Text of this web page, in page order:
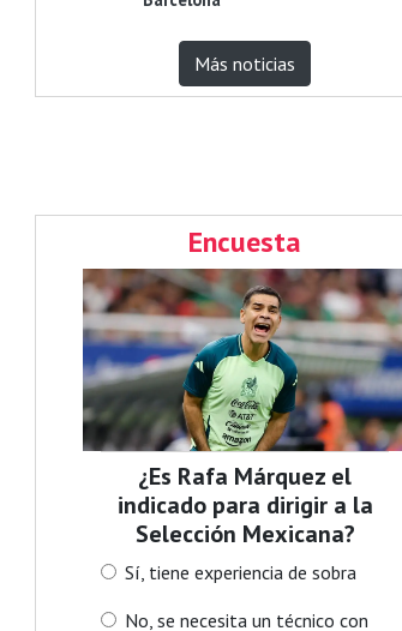
Más noticias
Encuesta
¿Es Rafa Márquez el
indicado para dirigir a la
Selección Mexicana?
Sí, tiene experiencia de sobra
No, se necesita un técnico con